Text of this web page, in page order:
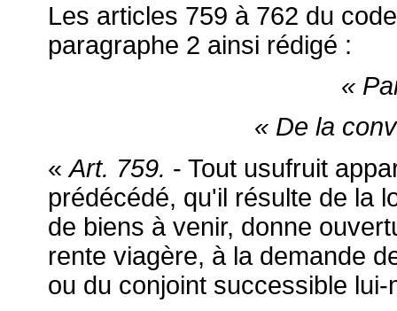
Les articles 759 à 762 du
paragraphe 2 ainsi rédigé :
«
« De la
«Art. 759. - Tout usufruit
prédécédé, qu'il résulte de la
de biens à venir, donne
rente viagère, à la demande
ou du conjoint successible lui-